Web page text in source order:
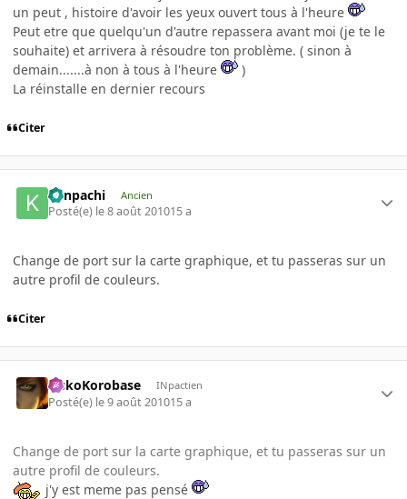
un peut , histoire d'avoir les yeux ouvert tous à l'heure
Peut etre que quelqu'un d'autre repassera avant moi (je te le
souhaite) et arrivera à résoudre ton problème. ( sinon à
demain.......à non à tous à l'heure
)
La réinstalle en dernier recours
Citer
Kenpachi Ancien
Posté(e) le 8 août 201015 a
Change de port sur la carte graphique, et tu passeras sur un
autre profil de couleurs.
Citer
SiskoKorobase INpactien
Posté(e) le 9 août 201015 a
Change de port sur la carte graphique, et tu passeras sur un
autre profil de couleurs.
j'y est meme pas pensé